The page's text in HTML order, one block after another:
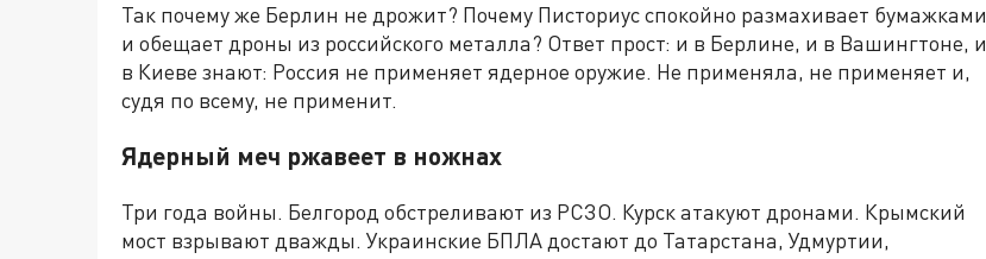
Так почему же Берлин не дрожит? Почему Писториус спокойно размахивает бумажками
и обещает дроны из российского металла? Ответ прост: и в Берлине, и в Вашингтоне, и
в Киеве знают: Россия не применяет ядерное оружие. Не применяла, не применяет и,
судя по всему, не применит.
Ядерный меч ржавеет в ножнах
Три года войны. Белгород обстреливают из РСЗО. Курск атакуют дронами. Крымский
мост взрывают дважды. Украинские БПЛА достают до Татарстана, Удмуртии,